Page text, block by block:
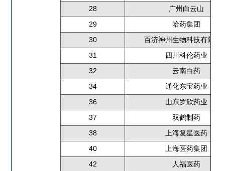
28 广州白云山
29 哈药集团
30 百济神州生物科技有限公
31 四川科伦药业
32 云南白药
34 通化东宝药业
36 山东罗欣药业
37 双鹤制药
38 上海复星医药
40 上海医药集团
42 人福医药